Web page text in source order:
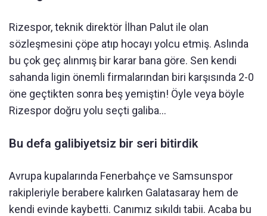
Rizespor, teknik direktör İlhan Palut ile olan
sözleşmesini çöpe atıp hocayı yolcu etmiş. Aslında
bu çok geç alınmış bir karar bana göre. Sen kendi
sahanda ligin önemli firmalarından biri karşısında 2-0
öne geçtikten sonra beş yemiştin! Öyle veya böyle
Rizespor doğru yolu seçti galiba…
Bu defa galibiyetsiz bir seri bitirdik
Avrupa kupalarında Fenerbahçe ve Samsunspor
rakipleriyle berabere kalırken Galatasaray hem de
kendi evinde kaybetti. Canımız sıkıldı tabii. Acaba bu